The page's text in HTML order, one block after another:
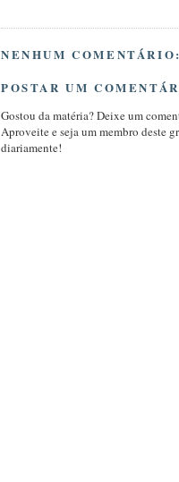
NENHUM COMENTÁRIO:
POSTAR UM
Gostou da matéria? Deixe um
Aproveite e seja um membro deste
diariamente!